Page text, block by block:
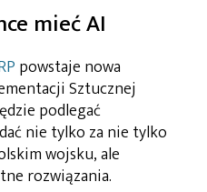
mieć AI
powstaje nowa
Sztucznej
podlegać
nie tylko za nie tylko
wojsku, ale
rozwiązania.